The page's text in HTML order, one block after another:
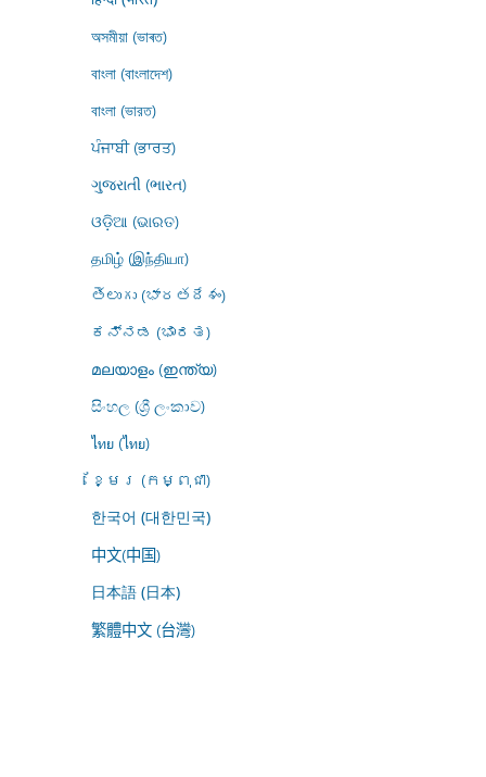
অসমীয়া (ভাৰত)
বাংলা (বাংলাদেশ)
বাংলা (ভারত)
ਪੰਜਾਬੀ (ਭਾਰਤ)
ગુજરાતી (ભારત)
ଓଡ଼ିଆ (ଭାରତ)
தமிழ் (இந்தியா)
తెలుగు (భారతదేశం)
ಕನ್ನಡ (ಭಾರತ)
മലയാളം (ഇന്ത്യ)
සිංහල (ශ්‍රී ලංකාව)
ไทย (ไทย)
ខ្មែរ (កម្ពុជា)
한국어 (대한민국)
中文(中国)
日本語 (日本)
繁體中文 (台灣)